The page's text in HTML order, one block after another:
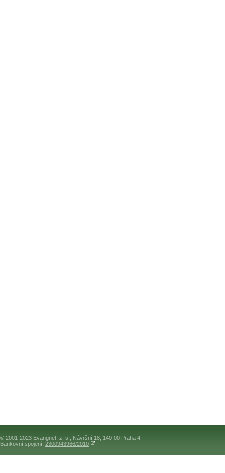
© 2001-2023 Evangnet, z. s., Návršní 18, 140 00 Praha 4
Bankovní spojení: 2300943966/2010